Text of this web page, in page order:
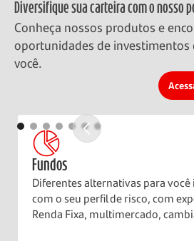
Diversifique sua carteira com o nosso
Conheça nossos produtos e
oportunidades de investimentos
você.
Fundos
Diferentes alternativas para
com o seu perfil de risco, com
Renda Fixa, multimercado,